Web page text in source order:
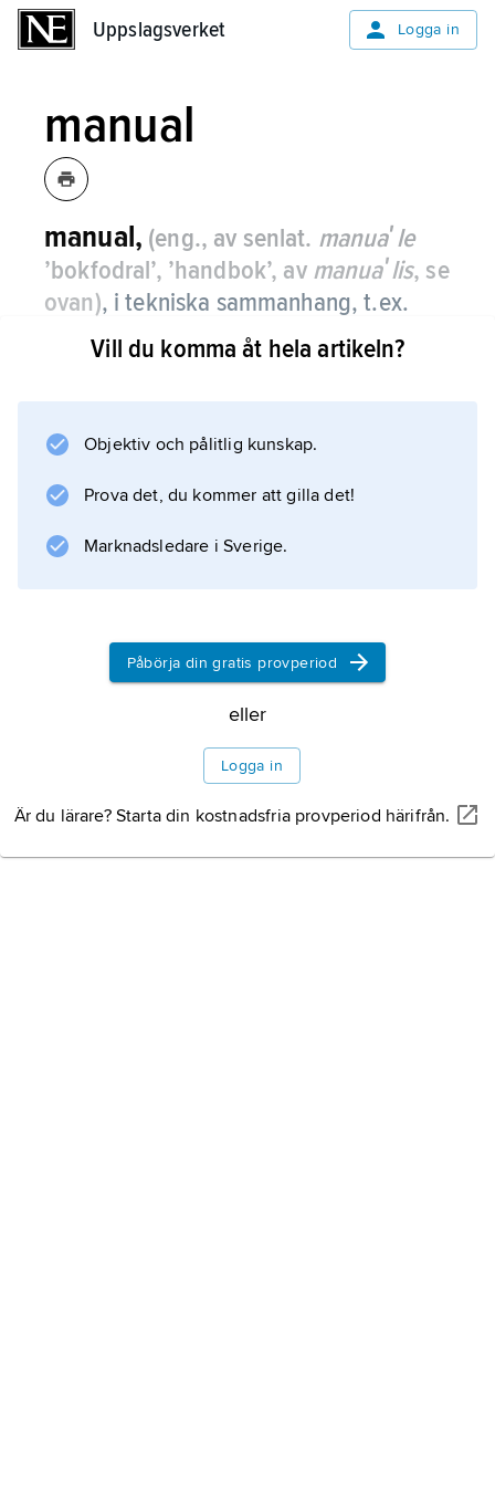
Uppslagsverket Logga in
manual
manual, (eng., av senlat. manuaʹle
’bokfodral’, ’handbok’, av manuaʹlis, se
ovan), i tekniska sammanhang, t.ex.
databehandling, handbok som
medföljer utrustning eller programvara
Vill du komma åt hela artikeln?
Objektiv och pålitlig kunskap.
Prova det, du kommer att gilla det!
Marknadsledare i Sverige.
Påbörja din gratis provperiod
eller
Logga in
Är du lärare? Starta din kostnadsfria provperiod härifrån.